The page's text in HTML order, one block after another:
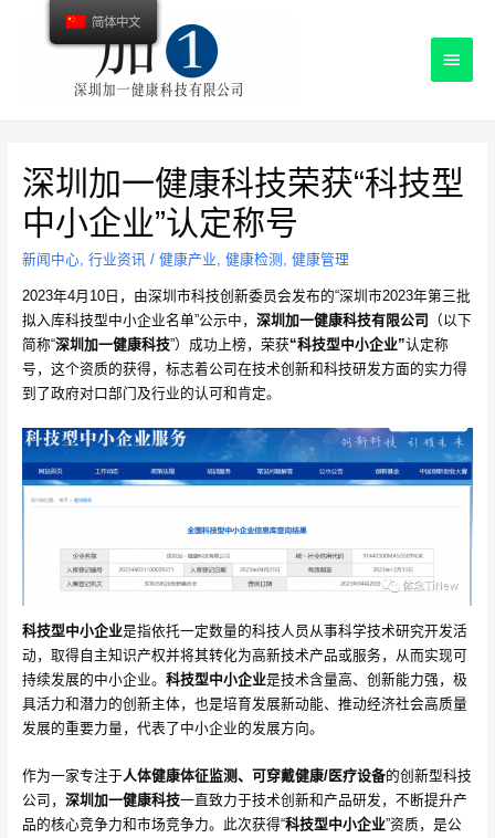
主
深圳加一健康科技荣获“科技型
中小企业”认定称号
新闻中心, 行业资讯 / 健康产业 健康检测 健康管理
2023年4月10日，由深圳市科技创新委员会发布的“深圳市2023年第三批
拟入库科技型中小企业名单”公示中， 深圳加一健康科技有限公司 （以下
简称“深圳加一健康科技”）成功上榜，荣获“科技型中小企业”认定称
号，这个资质的获得，标志着公司在技术创新和科技研发方面的实力得
到了政府对口部门及行业的认可和肯定。
科技型中小企业是指依托一定数量的科技人员从事科学技术研究开发活
动，取得自主知识产权并将其转化为高新技术产品或服务，从而实现可
持续发展的中小企业。 科技型中小企业是技术含量高、创新能力强，极
具活力和潜力的创新主体，也是培育发展新动能、推动经济社会高质量
发展的重要力量，代表了中小企业的发展方向。
作为一家专注于 人体健康体征监测、可穿戴健康/医疗设备的创新型科技
公司， 深圳加一健康科技一直致力于技术创新和产品研发，不断提升产
品的核心竞争力和市场竞争力。此次获得“科技型中小企业”资质，是公
简体中文